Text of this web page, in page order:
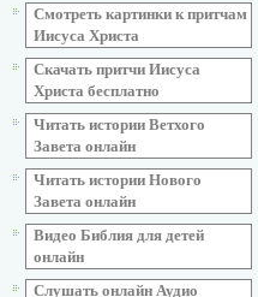
Смотреть картинки к притчам
Иисуса Христа
Скачать притчи Иисуса
Христа бесплатно
Читать истории Ветхого
Завета онлайн
Читать истории Нового
Завета онлайн
Видео Библия для детей
онлайн
Слушать онлайн Аудио